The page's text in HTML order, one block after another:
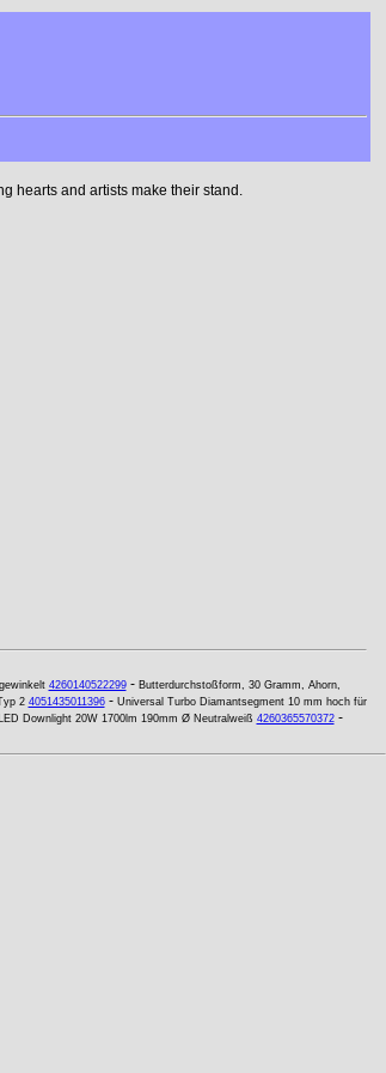
hearts and artists make their stand.
4260140522299- Butterdurchstoßform, 30 Gramm, Ahorn,
2 4051435011396- Universal Turbo Diamantsegment 10 mm hoch für
Downlight 20W 1700lm 190mm Ø Neutralweiß 4260365570372-